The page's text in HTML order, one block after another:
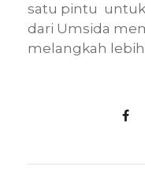
satu pintu
dari Umsida
melangkah lebih